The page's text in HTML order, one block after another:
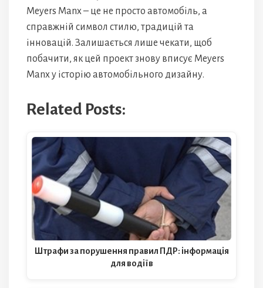
Meyers Manx – це не просто автомобіль, а
справжній символ стилю, традицій та
інновацій. Залишається лише чекати, щоб
побачити, як цей проект знову вписує Meyers
Manx у історію автомобільного дизайну.
Related Posts:
Штрафи за порушення правил ПДР: інформація
для водіїв